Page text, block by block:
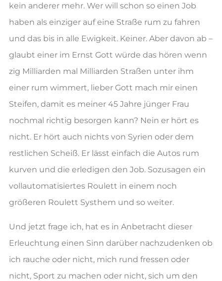
kein anderer mehr. Wer will schon so einen Job
haben als einziger auf eine Straße rum zu fahren
und das bis in alle Ewigkeit. Keiner. Aber davon ab –
glaubt einer im Ernst Gott würde das hören wenn
zig Milliarden mal Milliarden Straßen unter ihm
einer rum wimmert, lieber Gott mach mir einen
Steifen, damit es meiner 45 Jahre jünger Frau
nochmal richtig besorgen kann? Nein er hört es
nicht. Er hört auch nichts von Syrien oder dem
restlichen Scheiß. Er lässt einfach die Autos rum
kurven und die erledigen den Job. Sozusagen ein
vollautomatisiertes Roulett in einem noch
größeren Roulett Systhem und so weiter.
Und jetzt frage ich, hat es in Anbetracht dieser
Erleuchtung einen Sinn darüber nachzudenken ob
ich rauche oder nicht, mich rund fressen oder
nicht, Sport zu machen oder nicht, sich um den